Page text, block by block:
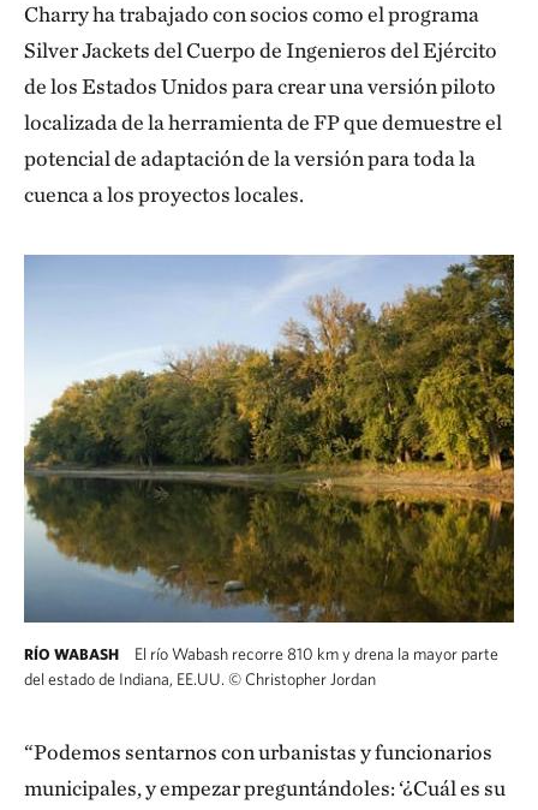
Charry ha trabajado con socios como el programa
Silver Jackets del Cuerpo de Ingenieros del Ejército
de los Estados Unidos para crear una versión piloto
localizada de la herramienta de FP que demuestre el
potencial de adaptación de la versión para toda la
cuenca a los proyectos locales.
RÍO WABASH
El río Wabash recorre 810 km y drena la mayor parte
del estado de Indiana, EE.UU. ©Christopher Jordan
“Podemos sentarnos con urbanistas y funcionarios
municipales, y empezar preguntándoles: ‘¿Cuál es su